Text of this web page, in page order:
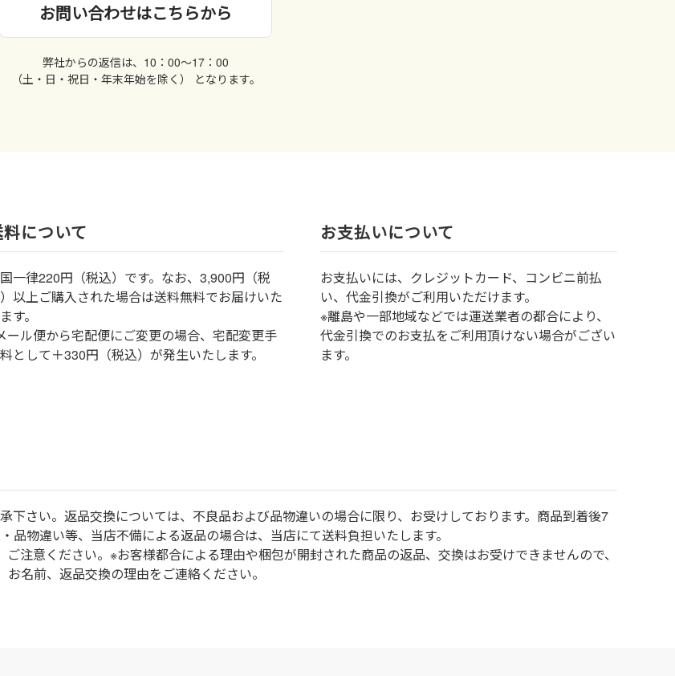
お問い合わせはこちらから
弊社からの返信は、10：00〜17：00
（土・日・祝日・年末年始を除く） となります。
料について
一律220円（税込）です。なお、3,900円（税
以上ご購入された場合は送料無料でお届けいた
す。
ール便から宅配便にご変更の場合、宅配変更手
として＋330円（税込）が発生いたします。
お⽀払いについて
お⽀払いには、クレジットカード、コンビニ前払
い、代金引換がご利用いただけます。
※離島や一部地域などでは運送業者の都合により、
代金引換でのお支払をご利用頂けない場合がござい
ます。
下さい。返品交換については、不良品および品物違いの場合に限り、お受けしております。商品到着後7
物違い等、当店不備による返品の場合は、当店にて送料負担いたします。
注意ください。※お客様都合による理由や梱包が開封された商品の返品、交換はお受けできませんので、
名前、返品交換の理由をご連絡ください。